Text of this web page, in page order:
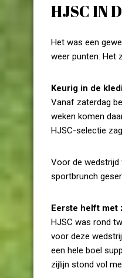
HJSC IN
Het was een
weer punten. Het
Keurig in de
Vanaf zaterdag
weken komen
HJSC-selectie
Voor de wedstrijd
sportbrunch
Eerste helft met
HJSC was rond
voor deze
een hele boel
zijlijn stond vol